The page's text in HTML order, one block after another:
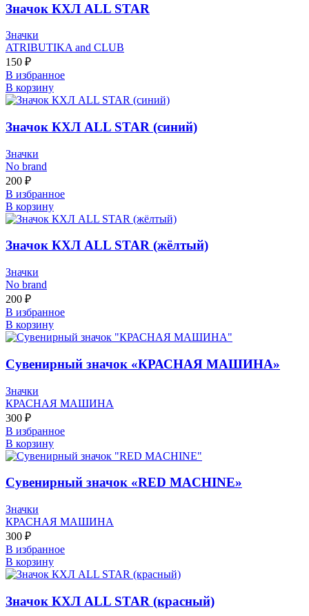
Значок КХЛ ALL STAR
Значки
ATRIBUTIKA and CLUB
150 ₽
В избранное
В корзину
Значок КХЛ ALL STAR (синий)
Значки
No brand
200 ₽
В избранное
В корзину
Значок КХЛ ALL STAR (жёлтый)
Значки
No brand
200 ₽
В избранное
В корзину
Сувенирный значок «КРАСНАЯ МАШИНА»
Значки
КРАСНАЯ МАШИНА
300 ₽
В избранное
В корзину
Сувенирный значок «RED MACHINE»
Значки
КРАСНАЯ МАШИНА
300 ₽
В избранное
В корзину
Значок КХЛ ALL STAR (красный)